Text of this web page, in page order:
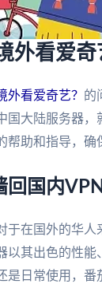
外看爱
外看爱奇艺？ 的
国大陆服务器
帮助和指导，确
回国内
于在国外的华
以其出色的性
是日常使用，